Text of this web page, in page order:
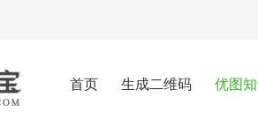
首页 生成二维码 优图